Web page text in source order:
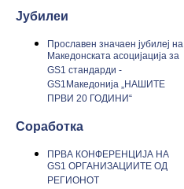
Јубилеи
Прославен значаен јубилеј на
Македонската асоцијација за
GS1 стандарди -
GS1Македонија „НАШИТЕ
ПРВИ 20 ГОДИНИ“
Соработка
ПРВА КОНФЕРЕНЦИЈА НА
GS1 ОРГАНИЗАЦИИТЕ ОД
РЕГИОНОТ